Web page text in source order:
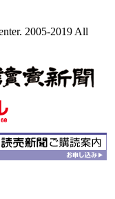
2005-2019 All